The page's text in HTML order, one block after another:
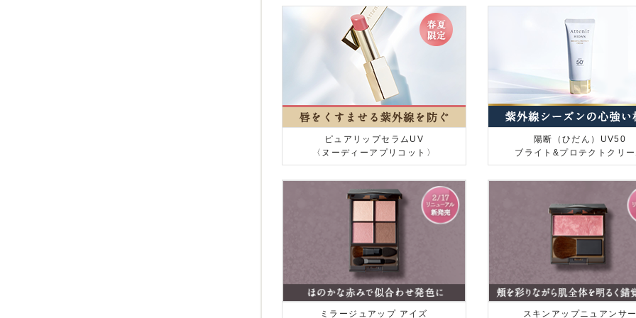
ピュアリップセラムUV
〈ヌーディーアプリコット〉
陽断（ひだん）UV50
ブライト&プロテクトクリ
ミラージュアップ アイズ スキンアップニュアンサ